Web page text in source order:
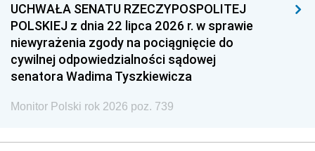
UCHWAŁA SENATU RZECZYPOSPOLITEJ
POLSKIEJ z dnia 22 lipca 2026 r. w sprawie
niewyrażenia zgody na pociągnięcie do
cywilnej odpowiedzialności sądowej
senatora Wadima Tyszkiewicza
Monitor Polski rok 2026 poz. 739